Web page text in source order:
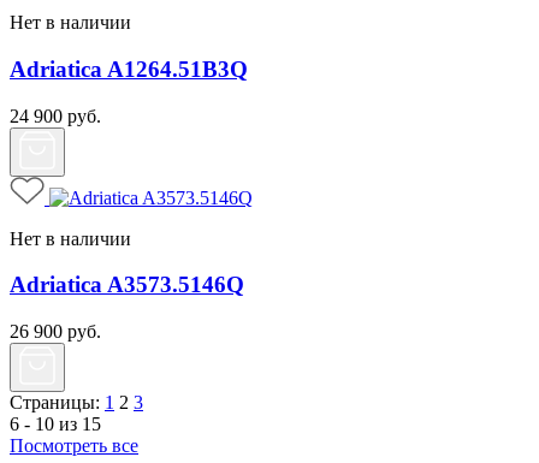
Нет в наличии
Adriatica A1264.51B3Q
24 900 руб.
Нет в наличии
Adriatica A3573.5146Q
26 900 руб.
Страницы: 1 2 3
6 - 10 из 15
Посмотреть все